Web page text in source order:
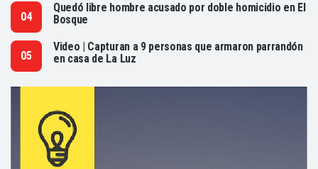
Quedó libre hombre acusado por doble homicidio en El
Bosque
Video | Capturan a 9 personas que armaron parrandón
en casa de La Luz